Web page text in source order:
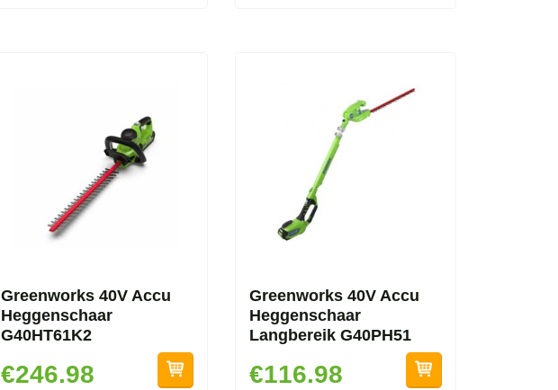
Greenworks 40V Accu
Heggenschaar
G40HT61K2
€246.98
Greenworks 40V Accu
Heggenschaar
Langbereik G40PH51
€116.98